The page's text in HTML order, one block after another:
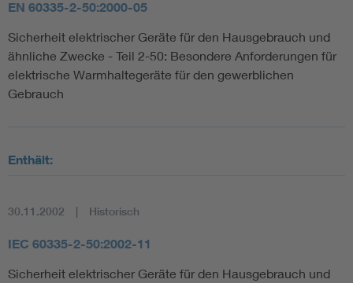
EN 60335-2-50:2000-05
Sicherheit elektrischer Geräte für den Hausgebrauch und
ähnliche Zwecke - Teil 2-50: Besondere Anforderungen für
elektrische Warmhaltegeräte für den gewerblichen
Gebrauch
Enthält:
30.11.2002 Historisch
IEC 60335-2-50:2002-11
Sicherheit elektrischer Geräte für den Hausgebrauch und